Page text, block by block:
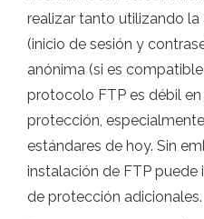
realizar tanto utilizando
(inicio de sesión y
anónima (si es
protocolo FTP es débil
protección,
estándares de hoy. Sin
instalación de FTP puede
de protección adicionales.